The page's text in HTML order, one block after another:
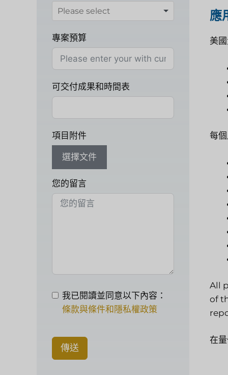
應
美
每
All
of
在
專案預算
可交付成果和時間表
項目附件
選擇文件
您的留言
我已閱讀並同意以下內容：
條款與條件和隱私權政策
傳送